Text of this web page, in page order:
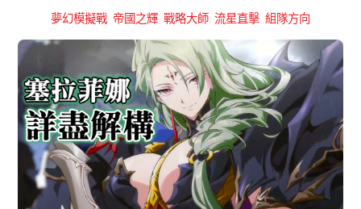
夢幻模擬戰 帝國之輝 戰略大師 流星直擊 組隊方向